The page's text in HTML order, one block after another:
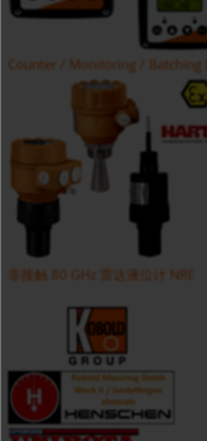
Counter / Monitoring / Batching
非接触 80 GHz 雷达液位计 NRE